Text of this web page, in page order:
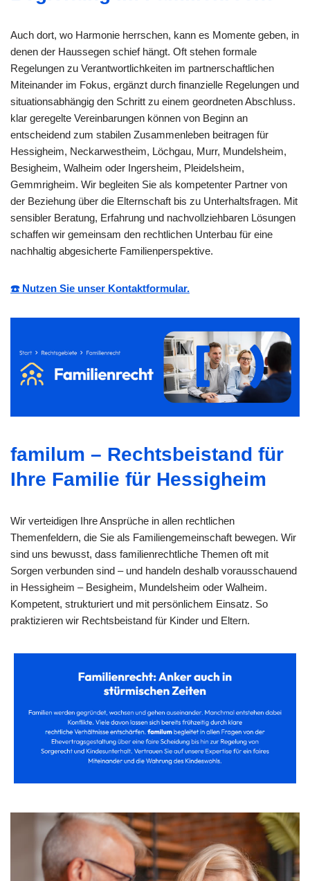
Auch dort, wo Harmonie herrschen, kann es Momente geben, in
denen der Haussegen schief hängt. Oft stehen formale
Regelungen zu Verantwortlichkeiten im partnerschaftlichen
Miteinander im Fokus, ergänzt durch finanzielle Regelungen und
situationsabhängig den Schritt zu einem geordneten Abschluss.
klar geregelte Vereinbarungen können von Beginn an
entscheidend zum stabilen Zusammenleben beitragen für
Hessigheim, Neckarwestheim, Löchgau, Murr, Mundelsheim,
Besigheim, Walheim oder Ingersheim, Pleidelsheim,
Gemmrigheim. Wir begleiten Sie als kompetenter Partner von
der Beziehung über die Elternschaft bis zu Unterhaltsfragen. Mit
sensibler Beratung, Erfahrung und nachvollziehbaren Lösungen
schaffen wir gemeinsam den rechtlichen Unterbau für eine
nachhaltig abgesicherte Familienperspektive.
☎️ Nutzen Sie unser Kontaktformular.
familum – Rechtsbeistand für
Ihre Familie für Hessigheim
Wir verteidigen Ihre Ansprüche in allen rechtlichen
Themenfeldern, die Sie als Familiengemeinschaft bewegen. Wir
sind uns bewusst, dass familienrechtliche Themen oft mit
Sorgen verbunden sind – und handeln deshalb vorausschauend
in Hessigheim – Besigheim, Mundelsheim oder Walheim.
Kompetent, strukturiert und mit persönlichem Einsatz. So
praktizieren wir Rechtsbeistand für Kinder und Eltern.